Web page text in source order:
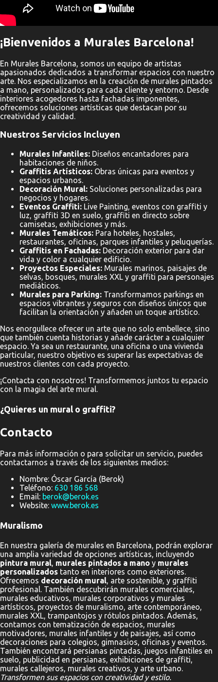
¡Bienvenidos a Murales Barcelona!
En Murales Barcelona, somos un equipo de artistas
apasionados dedicados a transformar espacios con nuestro
arte. Nos especializamos en la creación de murales pintados
a mano, personalizados para cada cliente y entorno. Desde
interiores acogedores hasta fachadas imponentes,
ofrecemos soluciones artísticas que destacan por su
creatividad y calidad.
Nuestros Servicios Incluyen
Murales Infantiles: Diseños encantadores para
habitaciones de niños.
Graffitis Artísticos: Obras únicas para eventos y
espacios urbanos.
Decoración Mural: Soluciones personalizadas para
negocios y hogares.
Eventos Graffiti: Live Painting, eventos con graffiti y
luz, graffiti 3D en suelo, graffiti en directo sobre
camisetas, exhibiciones y más.
Murales Temáticos: Para hoteles, hostales,
restaurantes, oficinas, parques infantiles y peluquerías.
Graffitis en Fachadas: Decoración exterior para dar
vida y color a cualquier edificio.
Proyectos Especiales: Murales marinos, paisajes de
selvas, bosques, murales XXL y graffiti para personajes
mediáticos.
Murales para Parking: Transformamos parkings en
espacios vibrantes y seguros con diseños únicos que
facilitan la orientación y añaden un toque artístico.
Nos enorgullece ofrecer un arte que no solo embellece, sino
que también cuenta historias y añade carácter a cualquier
espacio. Ya sea un restaurante, una oficina o una vivienda
particular, nuestro objetivo es superar las expectativas de
nuestros clientes con cada proyecto.
¡Contacta con nosotros! Transformemos juntos tu espacio
con la magia del arte mural.
¿Quieres un mural o graffiti?
Contacto
Para más información o para solicitar un servicio, puedes
contactarnos a través de los siguientes medios:
Nombre: Óscar García (Berok)
Teléfono: 630 186 568
Email: berok@berok.es
Website: www.berok.es
Muralismo
En nuestra galería de murales en Barcelona, podrán explorar
una amplia variedad de opciones artísticas, incluyendo
pintura mural, murales pintados a mano y murales
personalizados tanto en interiores como exteriores.
Ofrecemos decoración mural, arte sostenible, y graffiti
profesional. También descubrirán murales comerciales,
murales educativos, murales corporativos y murales
artísticos, proyectos de muralismo, arte contemporáneo,
murales XXL, trampantojos y rótulos pintados. Además,
contamos con tematización de espacios, murales
motivadores, murales infantiles y de paisajes, así como
decoraciones para colegios, gimnasios, oficinas y eventos.
También encontrará persianas pintadas, juegos infantiles en
suelo, publicidad en persianas, exhibiciones de graffiti,
murales callejeros, murales creativos, y arte urbano.
Transformen sus espacios con creatividad y estilo.